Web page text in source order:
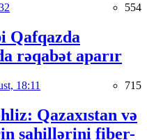
554
Qafqazda
rəqabət aparır
18:11 715
Qazaxıstan və
sahillərini fiber-